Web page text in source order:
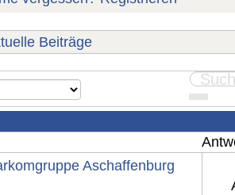
Beiträge
Aschaffenburg